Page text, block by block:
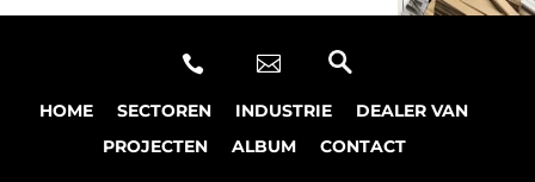
 
HOME SECTOREN INDUSTRIE
DEALER VAN
PROJECTEN
ALBUM CONTACT